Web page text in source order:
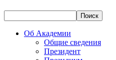
Об Академии
Общие сведения
Президент